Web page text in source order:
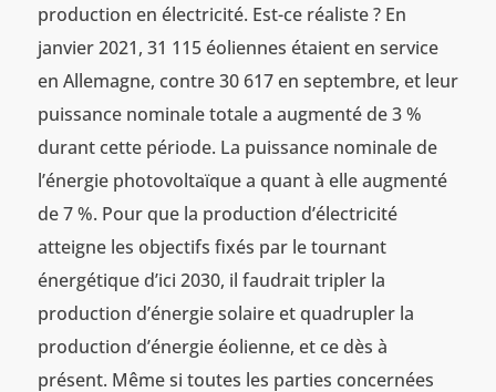
production en électricité. Est-ce réaliste ? En
janvier 2021, 31 115 éoliennes étaient en service
en Allemagne, contre 30 617 en septembre, et leur
puissance nominale totale a augmenté de 3 %
durant cette période. La puissance nominale de
l’énergie photovoltaïque a quant à elle augmenté
de 7 %. Pour que la production d’électricité
atteigne les objectifs fixés par le tournant
énergétique d’ici 2030, il faudrait tripler la
production d’énergie solaire et quadrupler la
production d’énergie éolienne, et ce dès à
présent. Même si toutes les parties concernées